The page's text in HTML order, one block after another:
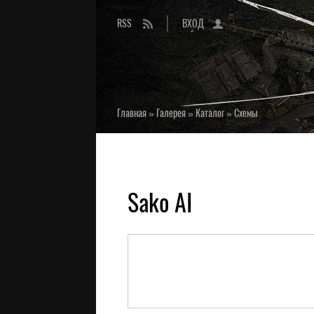
RSS ВХОД
Главная» Галерея»Каталог»Схемы
Sako AI